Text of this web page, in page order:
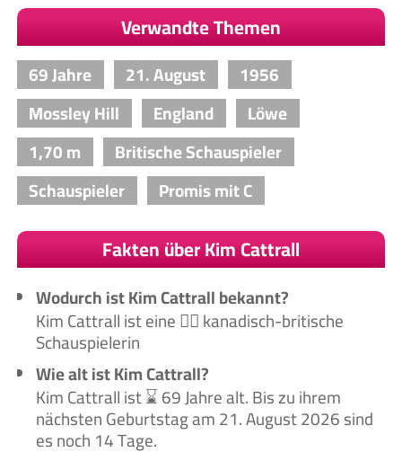
Verwandte Themen
69 Jahre 21. August
1956
Mossley Hill
England
Löwe
1,70 m
Britische Schauspieler
Schauspieler
Promis mit C
Fakten über Kim Cattrall
Wodurch ist Kim Cattrall bekannt?
Kim Cattrall ist eine 🙋‍♀️ kanadisch-britische
Schauspielerin
Wie alt ist Kim Cattrall?
Kim Cattrall ist ⌛ 69 Jahre alt. Bis zu ihrem
nächsten Geburtstag am 21. August 2026 sind
es noch 14 Tage.